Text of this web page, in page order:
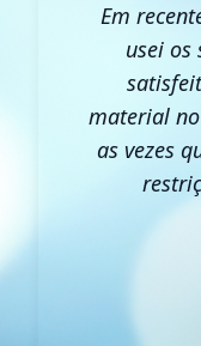
Em
usei os
material
as vezes